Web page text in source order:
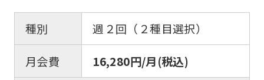
種別
週２回（２種目選択）
月会費
16,280円/月(税込)